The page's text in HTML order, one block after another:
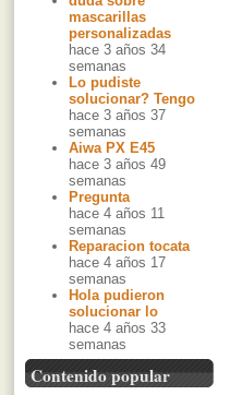
mascarillas
personalizadas
hace 3 años 34
semanas
Lo pudiste
solucionar? Tengo
hace 3 años 37
semanas
Aiwa PX E45
hace 3 años 49
semanas
Pregunta
hace 4 años 11
semanas
Reparacion tocata
hace 4 años 17
semanas
Hola pudieron
solucionar lo
hace 4 años 33
semanas
Contenido popular